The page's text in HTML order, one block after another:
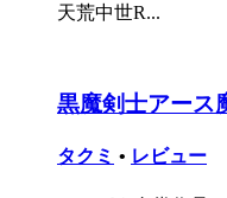
天荒中世R...
黒魔剣士アース
タクミ • レビュー